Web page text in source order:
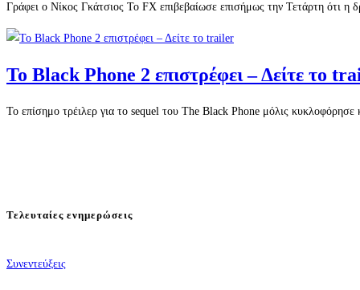
Γράφει ο Νίκος Γκάτσιος Το FX επιβεβαίωσε επισήμως την Τετάρτη ότι η
Το Black Phone 2 επιστρέφει – Δείτε το
Το επίσημο τρέιλερ για το sequel του The Black Phone μόλις
Τελευταίες ενημερώσεις
Συνεντεύξεις